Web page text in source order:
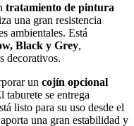
tratamiento de pintura
una gran resistencia
ambientales. Está
Black y Grey,
decorativos.
un cojín opcional
se entrega
listo para su uso desde el
una gran estabilidad y